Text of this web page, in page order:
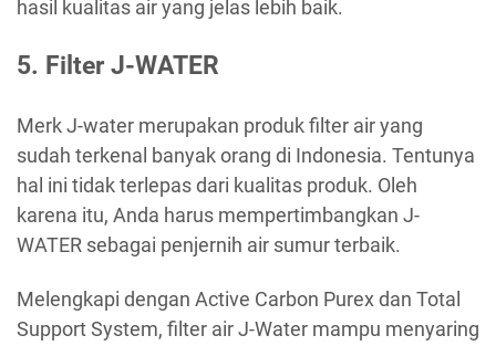
hasil kualitas air yang jelas lebih baik.
5. Filter J-WATER
Merk J-water merupakan produk filter air yang
sudah terkenal banyak orang di Indonesia. Tentunya
hal ini tidak terlepas dari kualitas produk. Oleh
karena itu, Anda harus mempertimbangkan J-
WATER sebagai penjernih air sumur terbaik.
Melengkapi dengan Active Carbon Purex dan Total
Support System, filter air J-Water mampu menyaring